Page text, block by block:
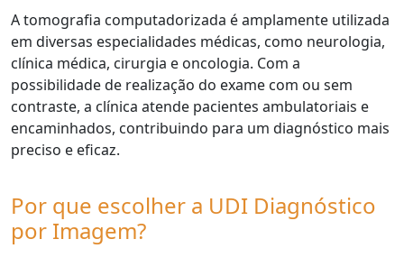
A tomografia computadorizada é amplamente utilizada
em diversas especialidades médicas, como neurologia,
clínica médica, cirurgia e oncologia. Com a
possibilidade de realização do exame com ou sem
contraste, a clínica atende pacientes ambulatoriais e
encaminhados, contribuindo para um diagnóstico mais
preciso e eficaz.
Por que escolher a UDI Diagnóstico
por Imagem?